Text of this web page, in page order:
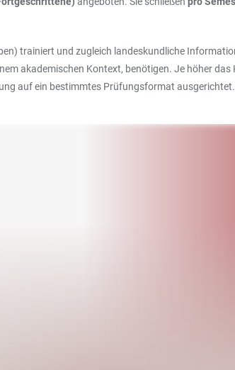
trainiert und zugleich landeskundliche
akademischen Kontext, benötigen. Je höher
auf ein bestimmtes Prüfungsformat ausgerichtet.